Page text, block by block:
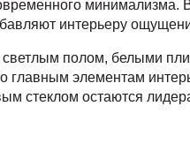
минимализма.
интерьеру
светлым полом, белыми
главным элементам
стеклом остаются